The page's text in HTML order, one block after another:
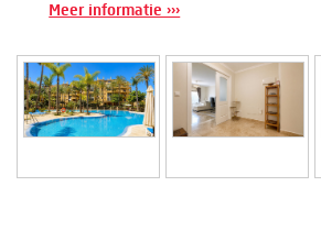
Meer informatie ›››